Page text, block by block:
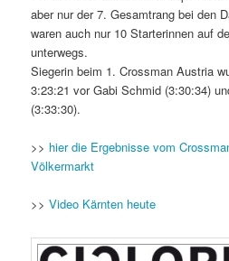
aber nur der 7. Gesamtrang bei den
waren auch nur 10 Starterinnen auf
unterwegs.
Siegerin beim 1. Crossman Austria
3:23:21 vor Gabi Schmid (3:30:34)
(3:33:30).
>> hier die Ergebnisse vom
Völkermarkt
>>Video Kärnten heute